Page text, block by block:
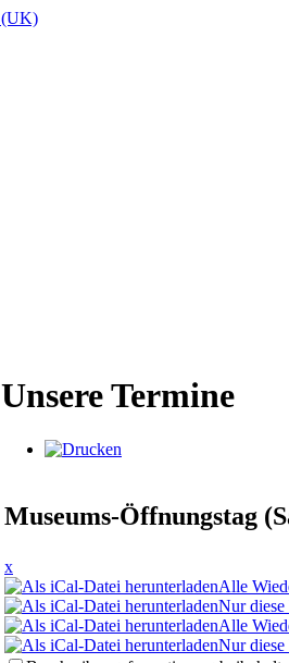
Unsere Termine
Museums-Öffnungstag
x
Alle
Nur
Alle
Nur